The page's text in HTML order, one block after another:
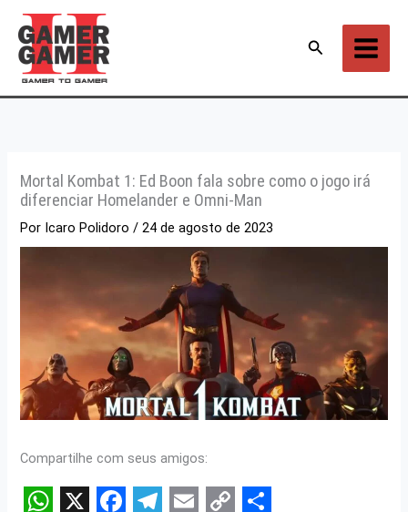
para
conteúdo
Pesquisar
Mortal Kombat 1: Ed Boon fala sobre como o jogo irá
diferenciar Homelander e Omni-Man
Por Icaro Polidoro/24 de agosto de 2023
Compartilhe com seus amigos: